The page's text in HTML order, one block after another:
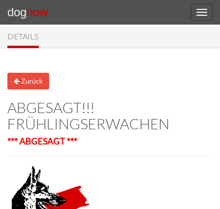
dognow
DETAILS
Zurück
ABGESAGT!!!
FRÜHLINGSERWACHEN
*** ABGESAGT ***